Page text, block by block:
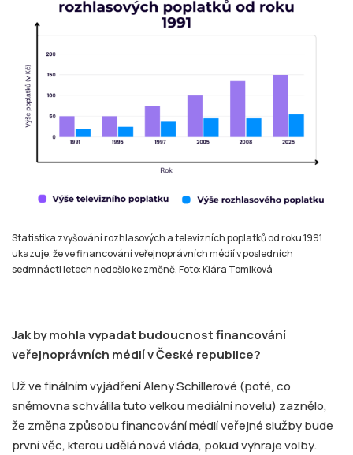
Statistika zvyšování rozhlasových a televizních poplatků od roku 1991
ukazuje, že ve financování veřejnoprávních médií v posledních
sedmnácti letech nedošlo ke změně. Foto: Klára Tomiková
Jak by mohla vypadat budoucnost financování
veřejnoprávních médií v České republice?
Už ve finálním vyjádření Aleny Schillerové (poté, co
sněmovna schválila tuto velkou mediální novelu) zaznělo,
že změna způsobu financování médií veřejné služby bude
první věc, kterou udělá nová vláda, pokud vyhraje volby.